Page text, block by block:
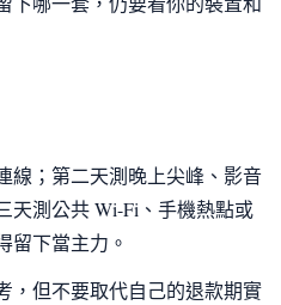
線；第二天測晚上尖峰、影音
天測公共 Wi-Fi、手機熱點或
留下當主力。
，但不要取代自己的退款期實